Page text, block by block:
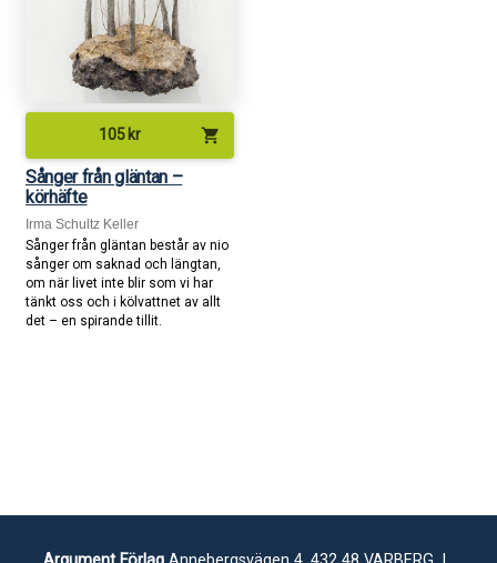
105 kr shopping_cart
Sånger från gläntan –
körhäfte
Irma Schultz Keller
Sånger från gläntan består av nio
sånger om saknad och längtan,
om när livet inte blir som vi har
tänkt oss och i kölvattnet av allt
det – en spirande tillit.